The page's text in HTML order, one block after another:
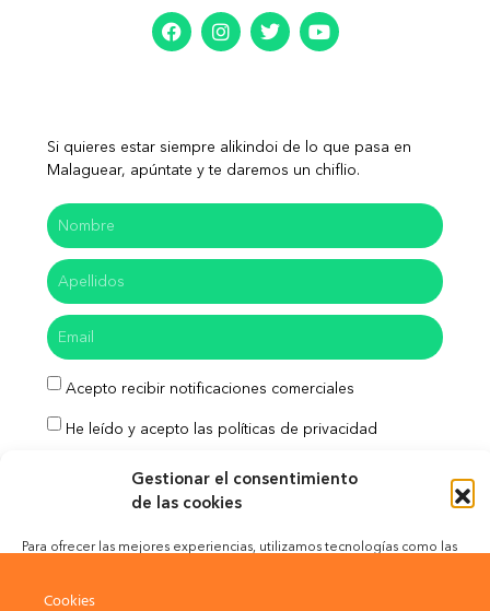
Gestionar el consentimiento
de las cookies
Para ofrecer las mejores experiencias, utilizamos tecnologías como las
el comportamiento de navegación o las identificaciones únicas en este
Si quieres estar siempre alikindoi de lo que pasa en
Malaguear, apúntate y te daremos un chiflio.
Acepto recibir notificaciones comerciales
He leído y acepto las políticas de privacidad
Cookies